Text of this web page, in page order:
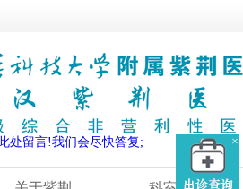
×